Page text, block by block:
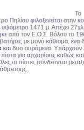
Το
Πηλίου φιλοξενείται στην
υψόμετρο 1471 μ. Απέχει
από τον Ε.Ο.Σ. Βόλου το
με μονό κάθισμα, ένα
και δυο συρόμενα. Υπάρχουν
για αρχαρίους καθώς
οι πίστες συνδέονται